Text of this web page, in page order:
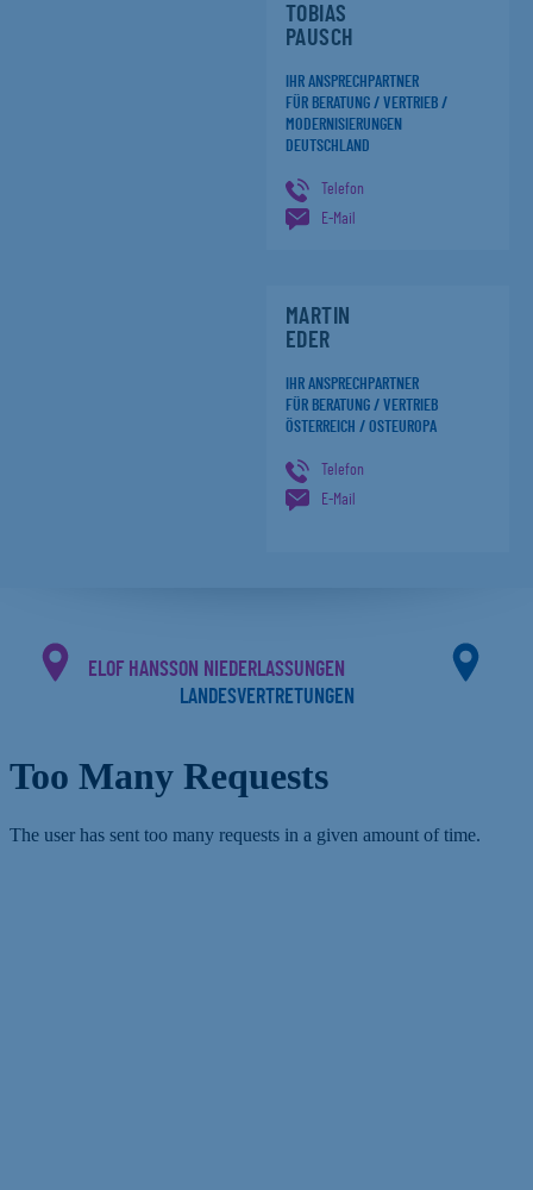
TOBIAS
PAUSCH
IHR ANSPRECHPARTNER
FÜR BERATUNG / VERTRIEB /
MODERNISIERUNGEN
DEUTSCHLAND
Telefon
E-Mail
MARTIN
EDER
IHR ANSPRECHPARTNER
FÜR BERATUNG / VERTRIEB
ÖSTERREICH / OSTEUROPA
Telefon
E-Mail
ELOF HANSSON NIEDERLASSUNGEN
LANDESVERTRETUNGEN